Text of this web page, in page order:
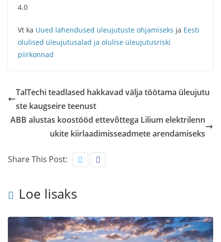
4.0
Vt ka Uued lahendused üleujutuste ohjamiseks ja Eesti
olulised üleujutusalad ja olulise üleujutusriski
piirkonnad
TalTechi teadlased hakkavad välja töötama üleujutu
ste kaugseire teenust
ABB alustas koostööd ettevõttega Lilium elektrilenn
ukite kiirlaadimisseadmete arendamiseks
Share This Post:
Loe lisaks